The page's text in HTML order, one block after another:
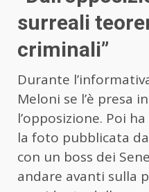
surreali
criminali”
Durante
Meloni se l’è presa
l’opposizione. Poi
la foto pubblicata
con un boss dei
andare avanti sulla